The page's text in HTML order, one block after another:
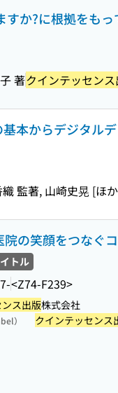
すか?に根拠をも
著クインテッセンス
本からデジタル
監著, 山崎史晃 [ほ
の笑顔をつなぐ
トル
<Z74-F239>
ス出版株式会社
） クインテッセンス